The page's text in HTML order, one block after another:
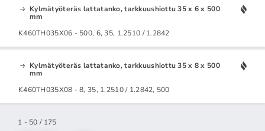
Kylmätyöteräs lattatanko, tarkkuushiottu 35 x 6 x 500
mm
K460TH035X06 - 500, 6, 35, 1.2510 / 1.2842
Kylmätyöteräs lattatanko, tarkkuushiottu 35 x 8 x 500
mm
K460TH035X08 - 8, 35, 1.2510 / 1.2842, 500
1 - 50 / 175